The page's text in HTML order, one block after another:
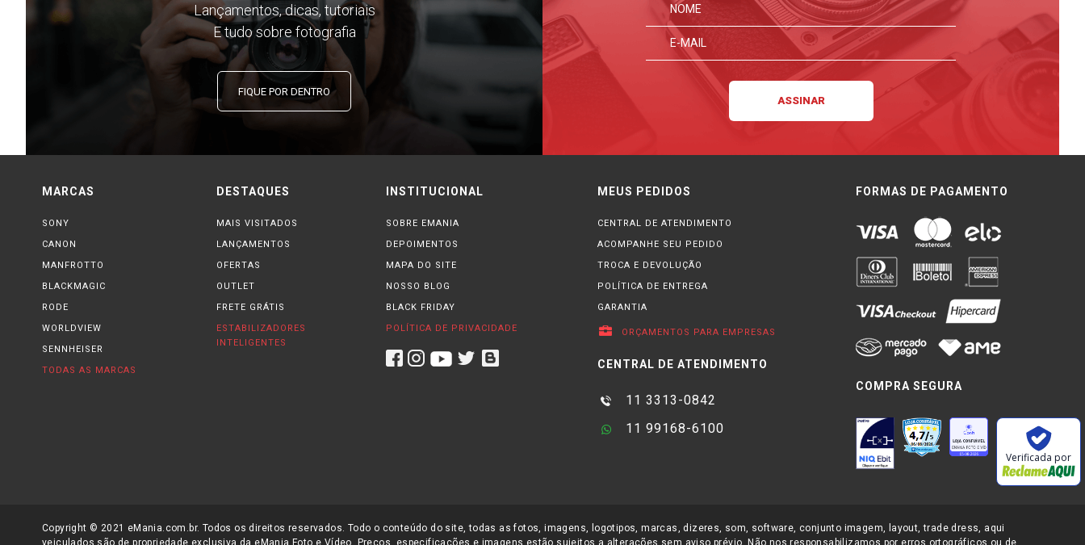
Lançamentos, dicas, tutoriais
E tudo sobre fotografia
FIQUE POR DENTRO
MARCAS
SONY
CANON
MANFROTTO
BLACKMAGIC
RODE
WORLDVIEW
SENNHEISER
TODAS AS MARCAS
DESTAQUES
MAIS VISITADOS
LANÇAMENTOS
OFERTAS
OUTLET
FRETE GRÁTIS
ESTABILIZADORES
INTELIGENTES
INSTITUCIONAL
SOBRE EMANIA
DEPOIMENTOS
MAPA DO SITE
NOSSO BLOG
BLACK FRIDAY
POLÍTICA DE PRIVACIDADE
MEUS PEDIDOS
CENTRAL DE ATENDIMENTO
ACOMPANHE SEU PEDIDO
TROCA E DEVOLUÇÃO
POLÍTICA DE ENTREGA
GARANTIA
ORÇAMENTOS PARA EMPRESAS
CENTRAL DE ATENDIMENTO
11 3313-0842
11 99168-6100
FORMAS DE PAGAMENTO
COMPRA SEGURA
Verificada por
Copyright © 2021 eMania.com.br. Todos os direitos reservados. Todo o conteúdo do site, todas as fotos, imagens, logotipos, marcas, dizeres, som, software, conjunto imagem, layout, trade dress, aqui
veiculados são de propriedade exclusiva da eMania Foto e Vídeo. Preços, especificações e imagens estão sujeitos a alterações sem aviso prévio. Não nos responsabilizamos por erros ortográficos ou de